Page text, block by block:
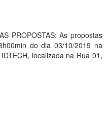
PROPOSTAS: As propostas
do dia 03/10/2019 na
localizada na Rua 01,